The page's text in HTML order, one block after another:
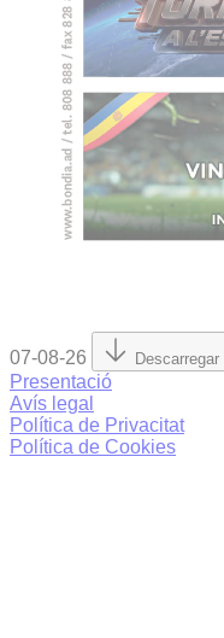
07-08-26
Presentació
Avís legal
Política de Privacitat
Política de Cookies